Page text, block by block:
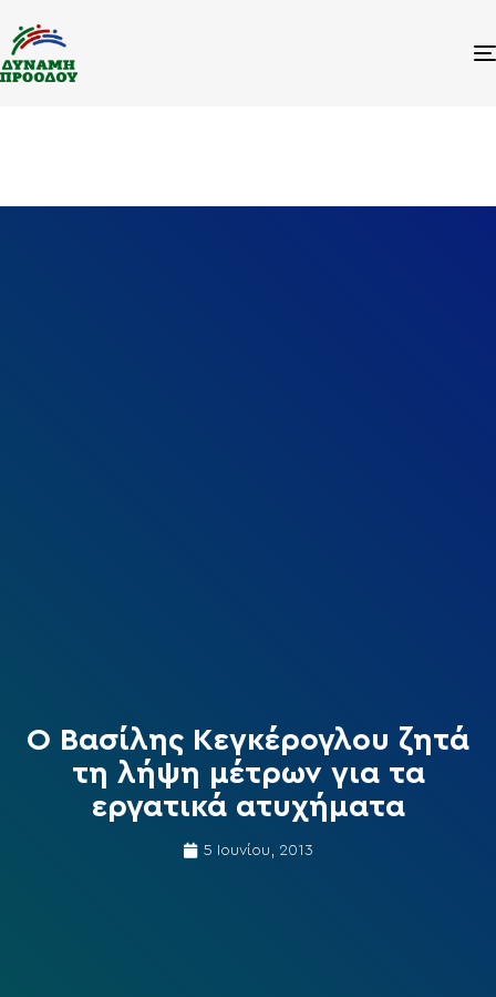
Ο Βασίλης Κεγκέρογλου ζητά
τη λήψη μέτρων για τα
εργατικά ατυχήματα
5 Ιουνίου, 2013